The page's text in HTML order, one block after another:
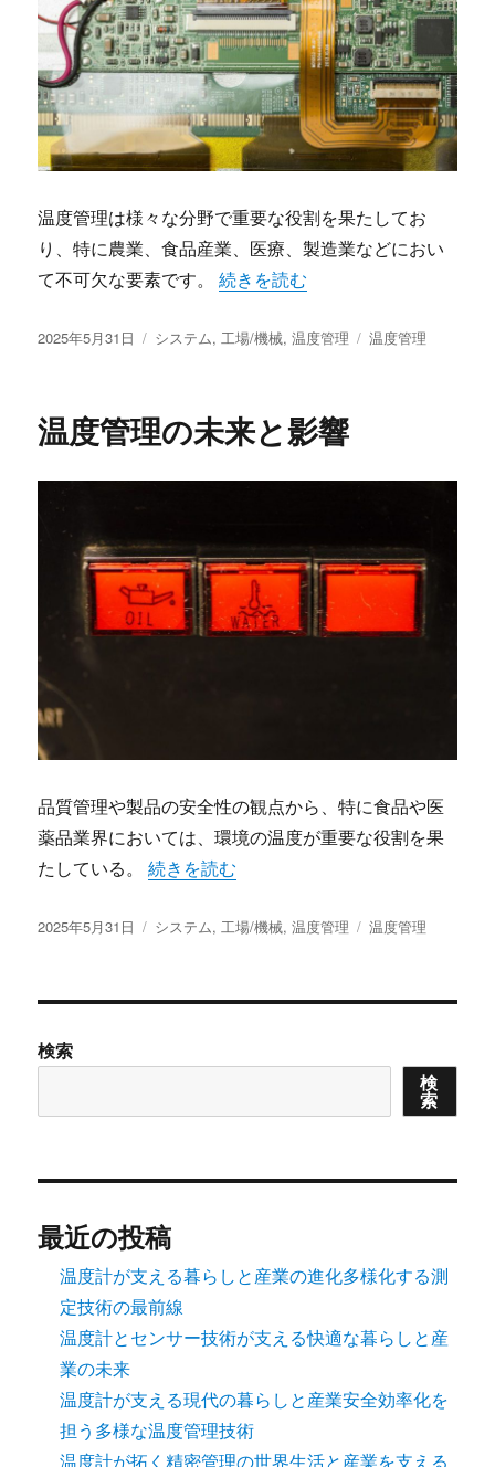
温度管理は様々な分野で重要な役割を果たしてお
り、特に農業、食品産業、医療、製造業などにおい
て不可欠な要素です。“温度管理の未来を創る技術革新”
続きを読む
投
2025年5月31日
カ
ー
システム, 工場/機械,温度管理
タ
温度管理
温度管理の未来と影響
品質管理や製品の安全性の観点から、特に食品や医
薬品業界においては、環境の温度が重要な役割を果
たしている。“温度管理の未来と影響” の
続きを読む
投
2025年5月31日
カ
リ
システム,工場/機械,温度管理
タ
温度管理
検索
検
索
最近の投稿
温度計が支える暮らしと産業の進化多様化する測
定技術の最前線
温度計とセンサー技術が支える快適な暮らしと産
業の未来
温度計が支える現代の暮らしと産業安全効率化を
担う多様な温度管理技術
温度計が拓く精密管理の世界生活と産業を支える